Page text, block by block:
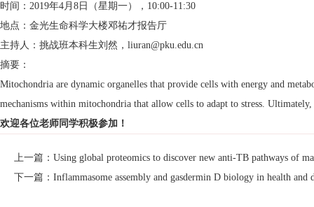
时间：2019年4月8日（星期一），10:00-11:30
地点：金光生命科学大楼邓祐才报告厅
主持人：挑战班本科生刘然，liuran@pku.edu.cn
摘要：
Mitochondria are dynamic organelles that provide cells with energy and
mechanisms within mitochondria that allow cells to adapt to stress.
欢迎各位老师同学积极参加！
上一篇：Using global proteomics to discover new anti-TB pathways of
下一篇：Inflammasome assembly and gasdermin D biology in health and